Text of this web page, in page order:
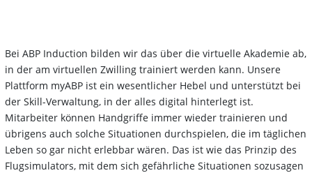
Bei ABP Induction bilden wir das über die virtuelle Akademie ab,
in der am virtuellen Zwilling trainiert werden kann. Unsere
Plattform myABP ist ein wesentlicher Hebel und unterstützt bei
der Skill-Verwaltung, in der alles digital hinterlegt ist.
Mitarbeiter können Handgriffe immer wieder trainieren und
übrigens auch solche Situationen durchspielen, die im täglichen
Leben so gar nicht erlebbar wären. Das ist wie das Prinzip des
Flugsimulators, mit dem sich gefährliche Situationen sozusagen